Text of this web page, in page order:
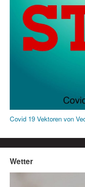
Covid 19 Vektoren von
Wetter